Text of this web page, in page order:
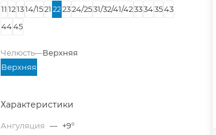
11 121314/1521 22 2324/2531/32/41/4233343543
4445
Челюсть—Верхняя
Верхняя
Характеристики
Ангуляция — +9°